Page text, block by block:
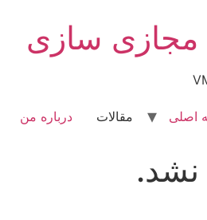
مجازی سازی
اصلی مقالات درباره من
نشد.